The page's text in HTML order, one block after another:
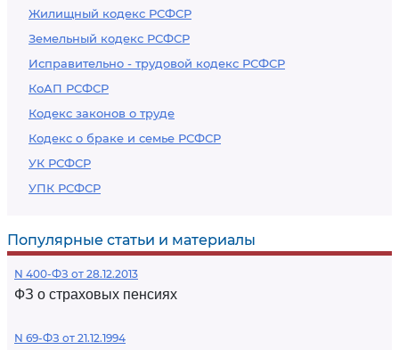
Жилищный кодекс РСФСР
Земельный кодекс РСФСР
Исправительно - трудовой кодекс РСФСР
КоАП РСФСР
Кодекс законов о труде
Кодекс о браке и семье РСФСР
УК РСФСР
УПК РСФСР
Популярные статьи и материалы
N 400-ФЗ от 28.12.2013
ФЗ о страховых пенсиях
N 69-ФЗ от 21.12.1994